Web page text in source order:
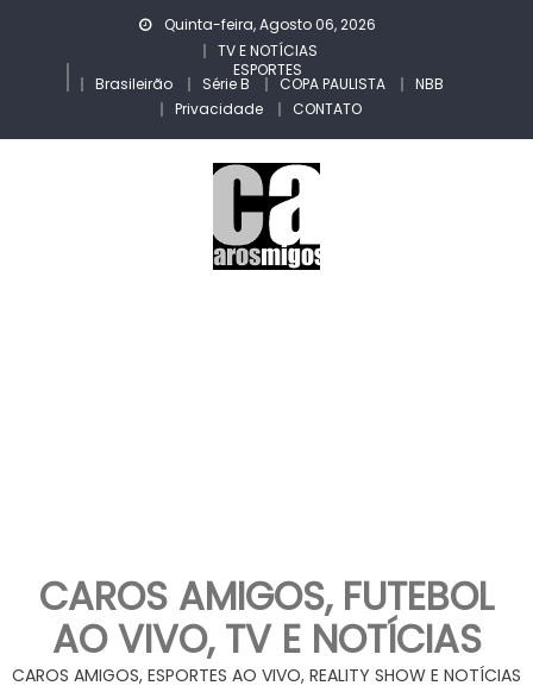
Quinta-feira, Agosto 06, 2026
TV E NOTÍCIAS
ESPORTES
Brasileirão Série B COPA PAULISTA
NBB
Privacidade
CONTATO
CAROS AMIGOS, FUTEBOL
AO VIVO, TV E NOTÍCIAS
CAROS AMIGOS, ESPORTES AO VIVO, REALITY SHOW E NOTÍCIAS